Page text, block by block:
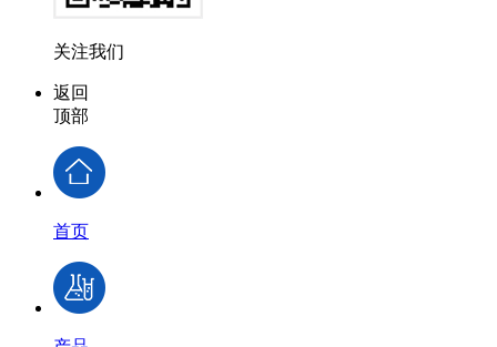
关注我们
返回
顶部
首页